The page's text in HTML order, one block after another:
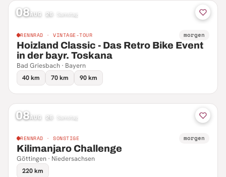
08AUG 26 Samstag
RENNRAD · VINTAGE-TOUR morgen
Hoizland Classic - Das Retro Bike Event
in der bayr. Toskana
Bad Griesbach · Bayern
40 km
70 km 90 km
08AUG 26 Samstag
RENNRAD · SONSTIGE morgen
Kilimanjaro Challenge
Göttingen · Niedersachsen
220 km